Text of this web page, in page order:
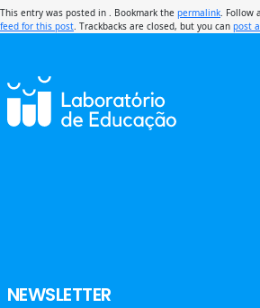
This entry was posted in . Bookmark the permalink .
feed for this post . Trackbacks are closed, but you can post
NEWSLETTER